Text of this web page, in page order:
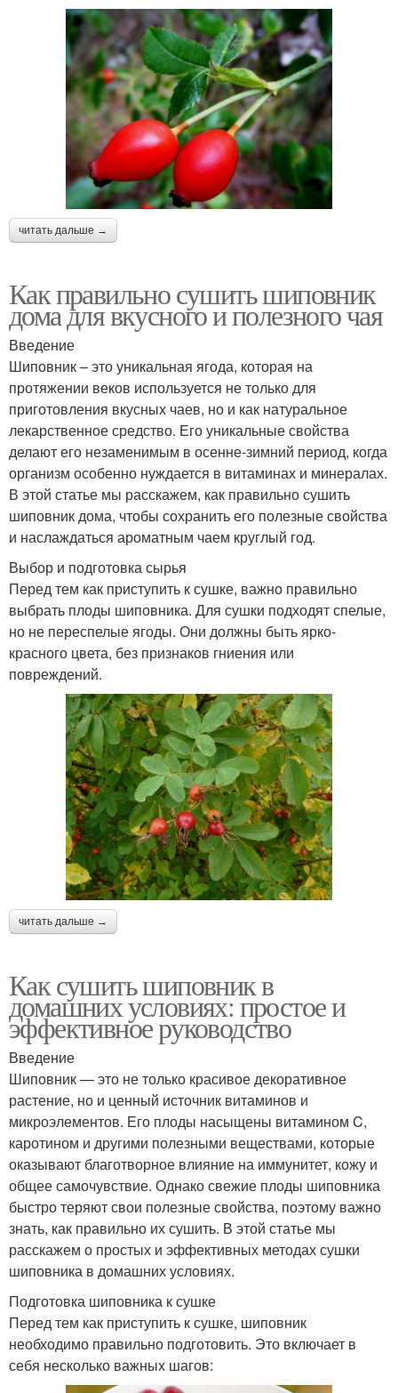
читать дальше →
Как правильно сушить шиповник
дома для вкусного и полезного чая
Введение
Шиповник – это уникальная ягода, которая на
протяжении веков используется не только для
приготовления вкусных чаев, но и как натуральное
лекарственное средство. Его уникальные свойства
делают его незаменимым в осенне-зимний период, когда
организм особенно нуждается в витаминах и минералах.
В этой статье мы расскажем, как правильно сушить
шиповник дома, чтобы сохранить его полезные свойства
и наслаждаться ароматным чаем круглый год.
Выбор и подготовка сырья
Перед тем как приступить к сушке, важно правильно
выбрать плоды шиповника. Для сушки подходят спелые,
но не переспелые ягоды. Они должны быть ярко-
красного цвета, без признаков гниения или
повреждений.
читать дальше →
Как сушить шиповник в
домашних условиях: простое и
эффективное руководство
Введение
Шиповник — это не только красивое декоративное
растение, но и ценный источник витаминов и
микроэлементов. Его плоды насыщены витамином C,
каротином и другими полезными веществами, которые
оказывают благотворное влияние на иммунитет, кожу и
общее самочувствие. Однако свежие плоды шиповника
быстро теряют свои полезные свойства, поэтому важно
знать, как правильно их сушить. В этой статье мы
расскажем о простых и эффективных методах сушки
шиповника в домашних условиях.
Подготовка шиповника к сушке
Перед тем как приступить к сушке, шиповник
необходимо правильно подготовить. Это включает в
себя несколько важных шагов: